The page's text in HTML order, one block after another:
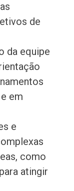
de
da equipe
em
e
como
atingir